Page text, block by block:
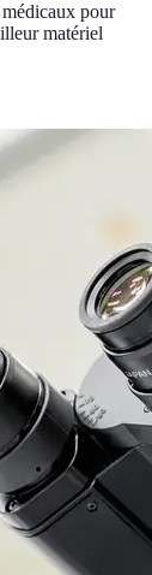
pour
matériel